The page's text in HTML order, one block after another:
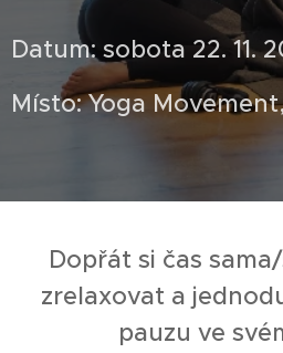
Datum: sobota 22. 11.
Místo: Yoga
Dopřát si čas
zrelaxovat a
pauzu ve